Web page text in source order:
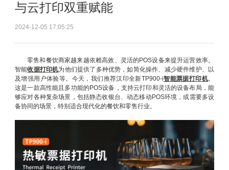
与云打印双重赋能
2024-12-05 17:05:25
零售和餐饮商家越来越依赖高效、灵活的POS设备来提升运营效率。
智能收据打印机为他们提供了多种优势，如简化操作、减少硬件维护、以
及增强用户体验等。今天，我们推荐汉印全新TP900-i智能票据打印机。
这是一款高性能且多功能的POS设备，支持云打印和灵活的设备布局，能
够应对各种复杂场景，包括静态收银台、动态移动POS环境，或需要多设
备协同的场景，特别适合现代化的餐饮和零售行业。